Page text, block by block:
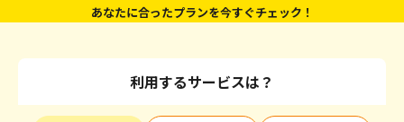
あなたに合ったプランを今すぐチェック！
利用するサービスは？